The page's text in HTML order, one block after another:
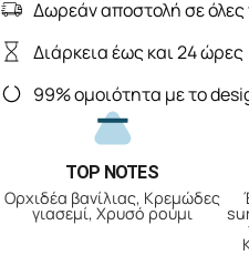
Δωρεάν αποστολή σε όλες
Διάρκεια έως και 24 ώρες
99% ομοιότητα με το
TOP NOTES
Ορχιδέα βανίλιας, Κρεμώδες
γιασεμί, Χρυσό ρούμι